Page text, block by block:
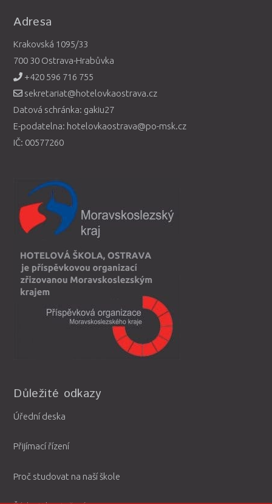
Adresa
Krakovská 1095/33
700 30 Ostrava-Hrabůvka
+420 596 716 755
sekretariat@hotelovkaostrava.cz
Datová schránka: gakiu27
E-podatelna: hotelovkaostrava@po-msk.cz
IČ: 00577260
Důležité odkazy
Úřední deska
Přijímací řízení
Proč studovat na naší škole